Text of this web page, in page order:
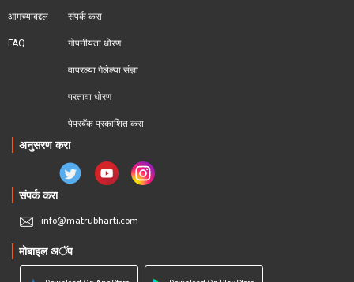
आमच्याबद्दल
FAQ
संपर्क करा
गोपनीयता धोरण
वापरल्या गेलेल्या संज्ञा
परतावा धोरण
पेपरबॅक प्रकाशित करा
अनुसरण करा
संपर्क करा
info@matrubharti.com
मोबाइल अॅप